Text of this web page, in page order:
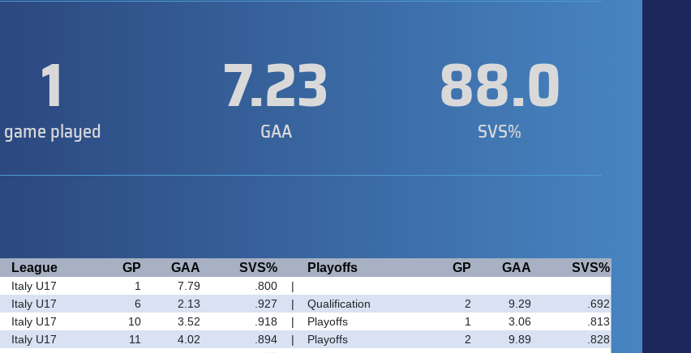
1
game played 7.23
GAA 88.0
SVS%